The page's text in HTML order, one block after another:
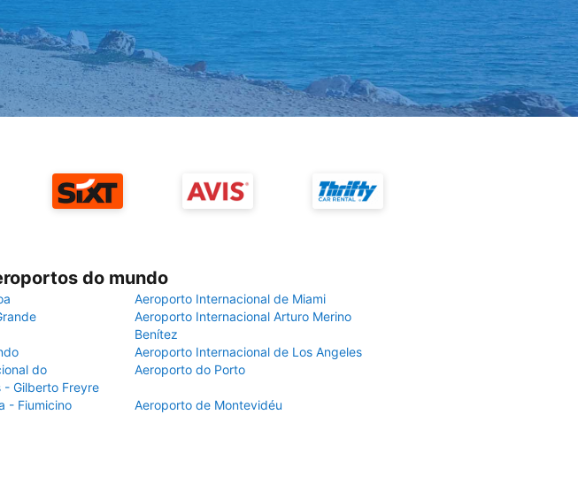
do mundo
Aeroporto Internacional de Miami
Aeroporto Internacional Arturo Merino
Benítez
Aeroporto Internacional de Los Angeles
do
- Gilberto Freyre
Aeroporto do Porto
- Fiumicino Aeroporto de Montevidéu